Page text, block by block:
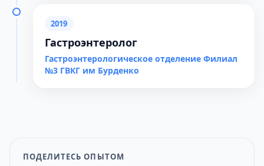
2019
Гастроэнтеролог
Гастроэнтерологическое отделение Филиал
№3 ГВКГ им Бурденко
ПОДЕЛИТЕСЬ ОПЫТОМ